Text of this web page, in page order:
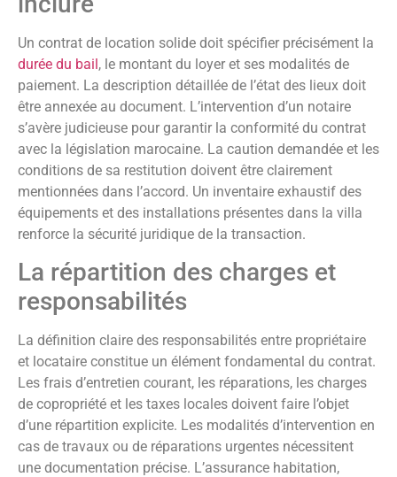
Un contrat de location solide doit spécifier précisément la
durée du bail, le montant du loyer et ses modalités de
paiement. La description détaillée de l’état des lieux doit
être annexée au document. L’intervention d’un notaire
s’avère judicieuse pour garantir la conformité du contrat
avec la législation marocaine. La caution demandée et les
conditions de sa restitution doivent être clairement
mentionnées dans l’accord. Un inventaire exhaustif des
équipements et des installations présentes dans la villa
renforce la sécurité juridique de la transaction.
La répartition des charges et
responsabilités
La définition claire des responsabilités entre propriétaire
et locataire constitue un élément fondamental du contrat.
Les frais d’entretien courant, les réparations, les charges
de copropriété et les taxes locales doivent faire l’objet
d’une répartition explicite. Les modalités d’intervention en
cas de travaux ou de réparations urgentes nécessitent
une documentation précise. L’assurance habitation,